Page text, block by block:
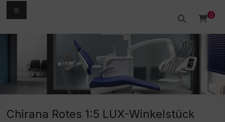
0
Menü
Chirana Rotes 1:5 LUX-Winkelstück